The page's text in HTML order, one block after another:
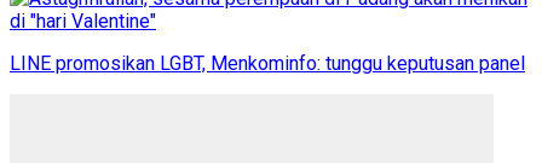
LINE promosikan LGBT, Menkominfo: tunggu keputusan panel